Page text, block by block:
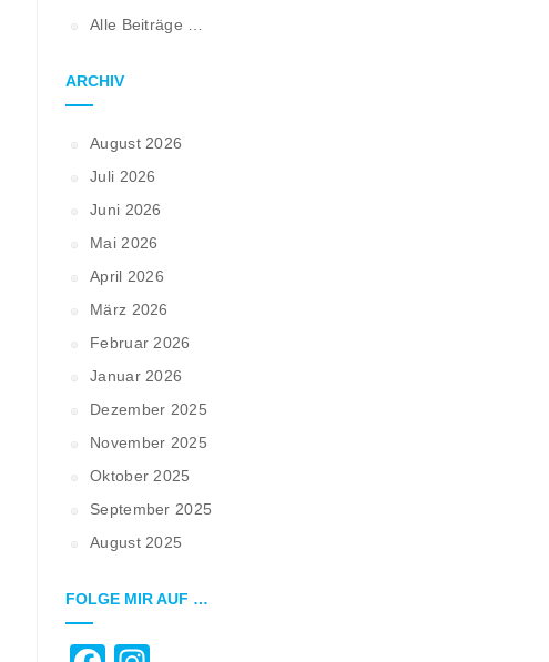
Alle Beiträge …
ARCHIV
August 2026
Juli 2026
Juni 2026
Mai 2026
April 2026
März 2026
Februar 2026
Januar 2026
Dezember 2025
November 2025
Oktober 2025
September 2025
August 2025
FOLGE MIR AUF …